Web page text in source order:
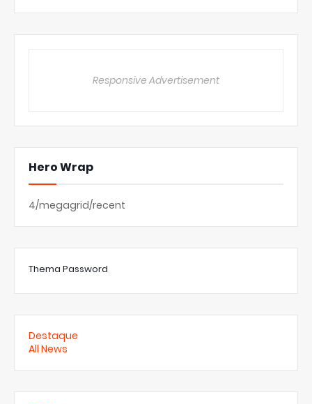
Responsive Advertisement
Hero Wrap
4/megagrid/recent
Thema Password
Destaque
All News